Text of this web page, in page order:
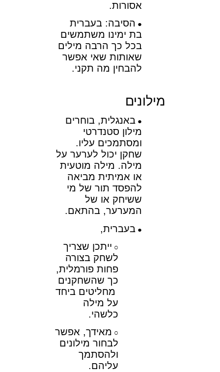
אסורות.
הסיבה: בעברית
בת ימינו משתמשים
בכל כך הרבה מילים
שאותות שאי אפשר
להבחין מה תקני.
מילונים
באנגלית, בוחרים
מילון סטנדרטי
ומסתמכים עליו.
שחקן יכול לערער על
מילה. מילה מוטעית
או אמיתית מביאה
להפסד תור של מי
ששיחק או של
המערער, בהתאם.
בעברית,
ייתכן שצריך
לשחק בצורה
פחות פורמלית,
כך שהשחקנים
מחליטים ביחד
על מילה
כלשהי.
מאידך, אפשר
לבחור מילונים
ולהסתמך
עליהם.